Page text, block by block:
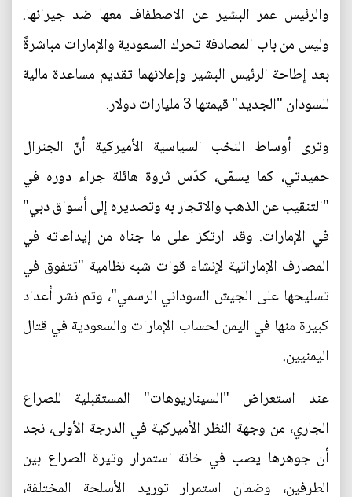
والرئيس عمر البشير عن الاصطفاف معها ضد جيرانها.
وليس من باب المصادفة تحرك السعودية والإمارات مباشرةً
بعد إطاحة الرئيس البشير وإعلانهما تقديم مساعدة مالية
للسودان "الجديد" قيمتها 3 مليارات دولار.
وترى أوساط النخب السياسية الأميركية أنّ الجنرال
حميدتي، كما يسمّى، كدّس ثروة هائلة جراء دوره في
"التنقيب عن الذهب والاتجار به وتصديره إلى أسواق دبي"
في الإمارات. وقد ارتكز على ما جناه من إيداعاته في
المصارف الإماراتية لإنشاء قوات شبه نظامية "تتفوق في
تسليحها على الجيش السوداني الرسمي"، وتم نشر أعداد
كبيرة منها في اليمن لحساب الإمارات والسعودية في قتال
اليمنيين.
عند استعراض "السيناريوهات" المستقبلية للصراع
الجاري، من وجهة النظر الأميركية في الدرجة الأولى، نجد
أن جوهرها يصب في خانة استمرار وتيرة الصراع بين
الطرفين، وضمان استمرار توريد الأسلحة المختلفة،